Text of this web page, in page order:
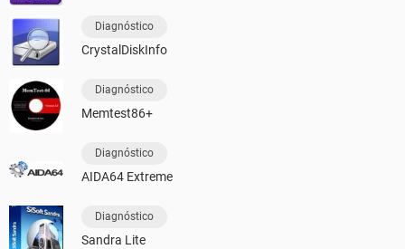
Diagnóstico
CrystalDiskInfo
Diagnóstico
Memtest86+
Diagnóstico
AIDA64 Extreme
Diagnóstico
Sandra Lite